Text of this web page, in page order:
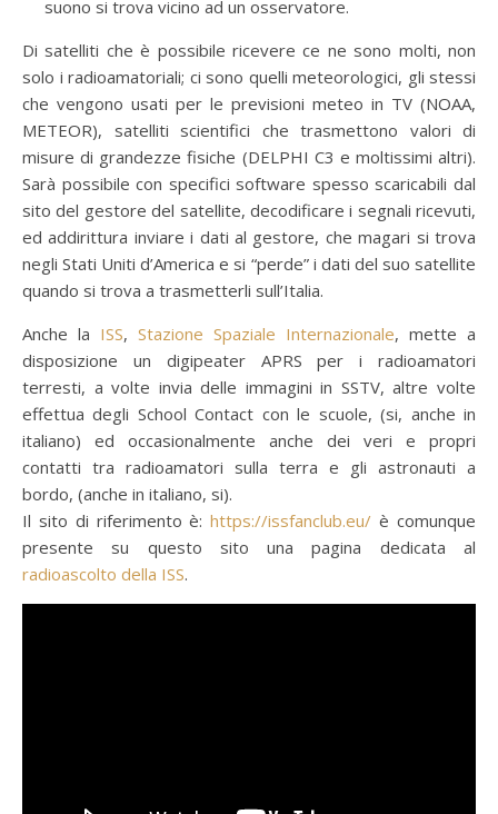
suono si trova vicino ad un osservatore.
Di satelliti che è possibile ricevere ce ne sono molti, non
solo i radioamatoriali; ci sono quelli meteorologici, gli stessi
che vengono usati per le previsioni meteo in TV (NOAA,
METEOR), satelliti scientifici che trasmettono valori di
misure di grandezze fisiche (DELPHI C3 e moltissimi altri).
Sarà possibile con specifici software spesso scaricabili dal
sito del gestore del satellite, decodificare i segnali ricevuti,
ed addirittura inviare i dati al gestore, che magari si trova
negli Stati Uniti d’America e si “perde” i dati del suo satellite
quando si trova a trasmetterli sull’Italia.
Anche la ISS, Stazione Spaziale Internazionale, mette a
disposizione un digipeater APRS per i radioamatori
terresti, a volte invia delle immagini in SSTV, altre volte
effettua degli School Contact con le scuole, (si, anche in
italiano) ed occasionalmente anche dei veri e propri
contatti tra radioamatori sulla terra e gli astronauti a
bordo, (anche in italiano, si).
Il sito di riferimento è:https://issfanclub.eu/ è comunque
presente su questo sito una pagina dedicata al
radioascolto della ISS.